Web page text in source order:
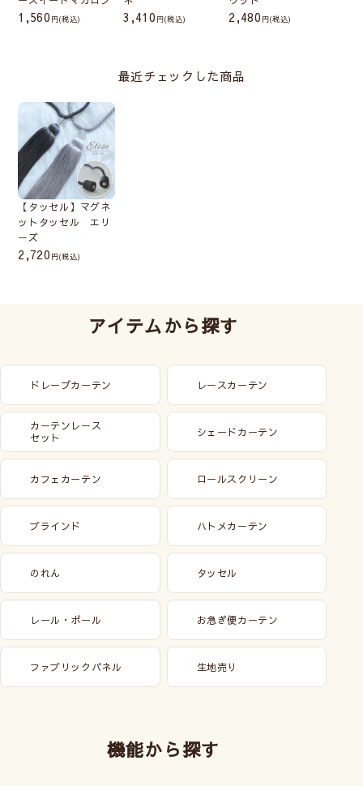
1,560 (税込) 3,410 (税込) 2,480 (税込)
最近チェックした商品
【タッセル】マグネ
ットタッセル エリ
ーズ
2,720 (税込)
アイテムから探す
ドレープカーテン レースカーテン
カーテンレース
セット
シェードカーテン
カフェカーテン ロールスクリーン
ブラインド ハトメカーテン
のれん タッセル
レール・ポール お急ぎ便カーテン
ファブリックパネル 生地売り
機能から探す